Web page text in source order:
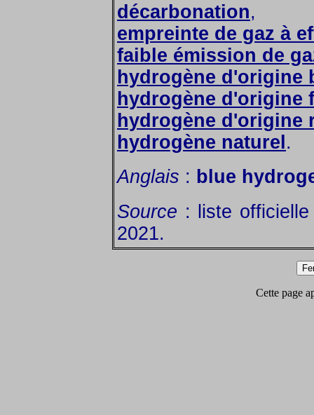
décarbonation,
empreinte de gaz à
faible émission de
hydrogène d'origine
hydrogène d'origine
hydrogène d'origine
hydrogène naturel .
Anglais : blue
Source : liste
2021.
Cette page